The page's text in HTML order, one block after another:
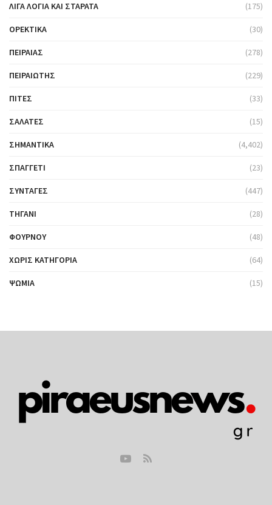
ΛΊΓΑ ΛΌΓΙΑ ΚΑΙ ΣΤΑΡΆΤΑ (175)
ΟΡΕΚΤΙΚΆ (30)
ΠΕΙΡΑΙΆΣ (278)
ΠΕΙΡΑΙΏΤΗΣ (229)
ΠΊΤΕΣ (33)
ΣΑΛΆΤΕΣ (15)
ΣΗΜΑΝΤΙΚΆ (4,402)
ΣΠΑΓΓΈΤΙ (23)
ΣΥΝΤΑΓΈΣ (447)
ΤΗΓΆΝΙ (28)
ΦΟΎΡΝΟΥ (48)
ΧΩΡΊΣ ΚΑΤΗΓΟΡΊΑ (64)
ΨΩΜΙΆ (15)